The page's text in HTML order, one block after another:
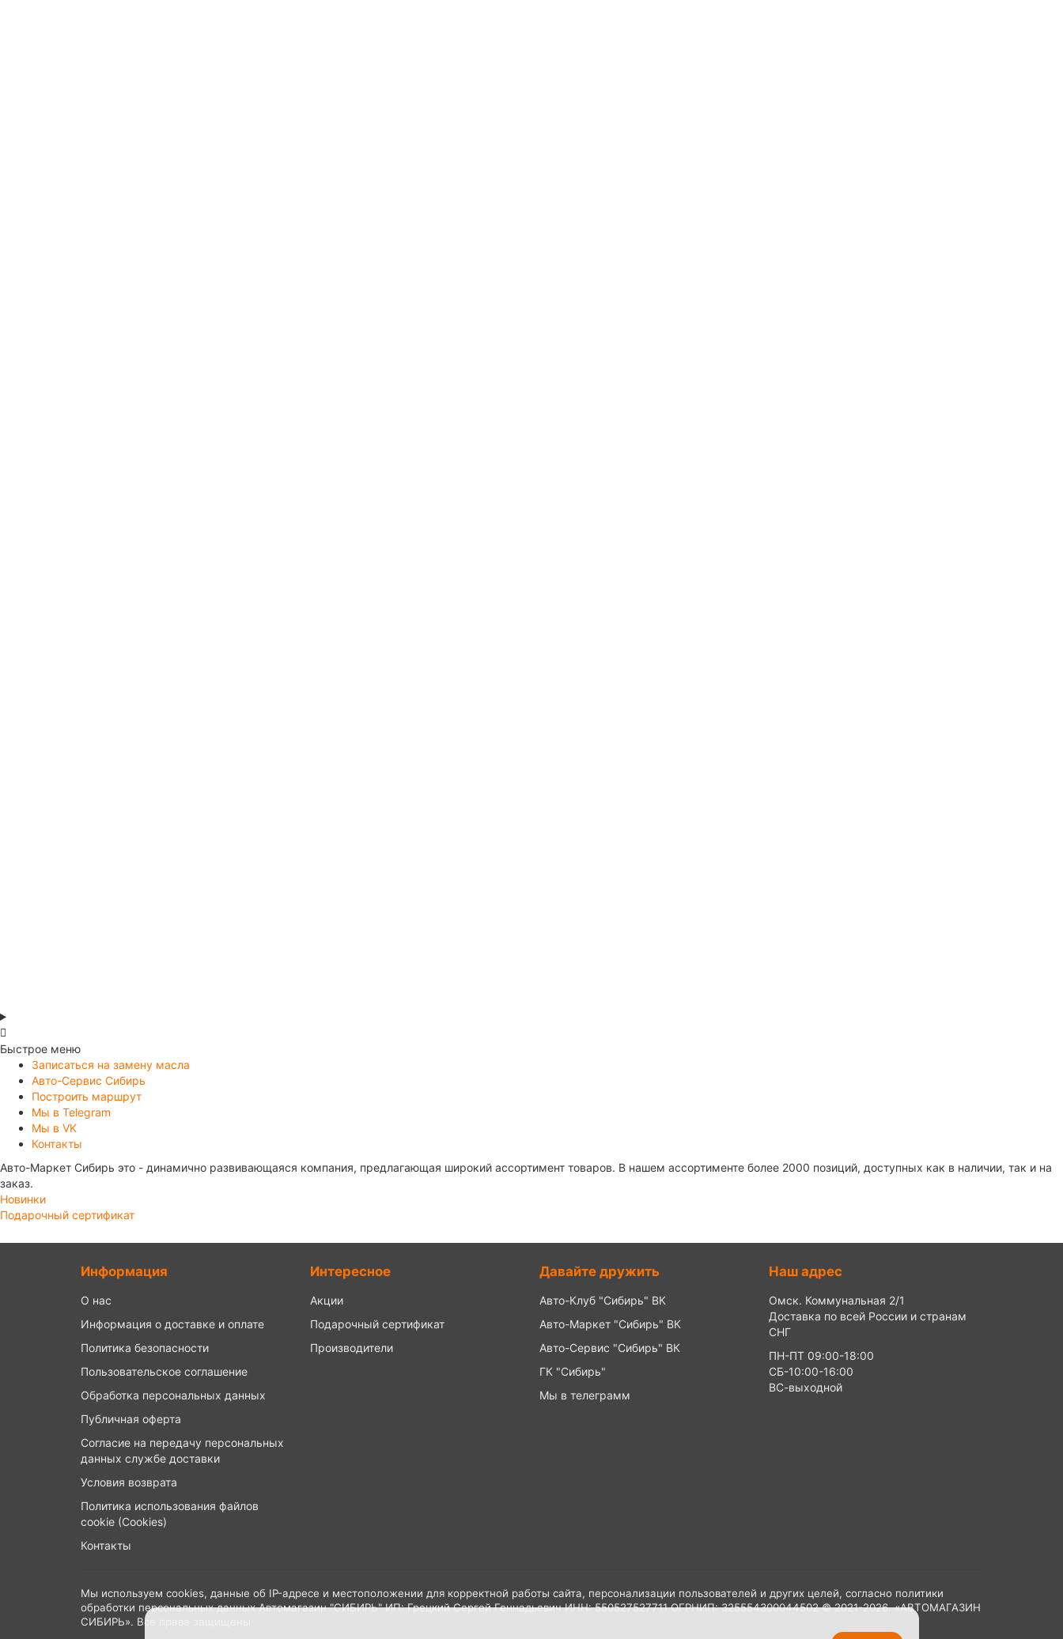
Быстрое меню
Записаться на замену масла
Авто-Сервис Сибирь
Построить маршрут
Мы в Telegram
Мы в VK
Контакты
Авто-Маркет Сибирь это - динамично развивающаяся компания, предлагающая широкий ассортимент товаров. В нашем ассортименте более 2000 позиций, доступных как в наличии, так и на
заказ.
Новинки
Подарочный сертификат
Информация
О нас
Информация о доставке и оплате
Политика безопасности
Пользовательское соглашение
Обработка персональных данных
Публичная оферта
Согласие на передачу персональных
данных службе доставки
Условия возврата
Политика использования файлов
cookie (Cookies)
Контакты
Интересное
Акции
Подарочный сертификат
Производители
Давайте дружить
Авто-Клуб "Сибирь" ВК
Авто-Маркет "Сибирь" ВК
Авто-Сервис "Сибирь" ВК
ГК "Сибирь"
Мы в телеграмм
Наш адрес
Омск. Коммунальная 2/1
Доставка по всей России и странам
СНГ
ПН-ПТ 09:00-18:00
СБ-10:00-16:00
ВС-выходной
Мы используем cookies, данные об IP-адресе и местоположении для корректной работы сайта, персонализации пользователей и других целей, согласно политики
обработки персональных данных Автомагазин "СИБИРЬ" ИП: Грецкий Сергей Геннадьевич ИНН: 550527527711 ОГРНИП: 325554300044502 © 2021-2026. «АВТОМАГАЗИН
СИБИРЬ». Все права защищены